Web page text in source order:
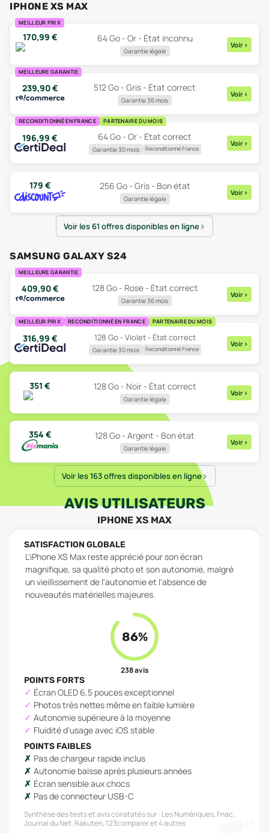
IPHONE XS MAX
MEILLEUR PRIX
170,99 € 64 Go - Or - État inconnu
Garantie légale
Voir >
MEILLEURE GARANTIE
239,90€ 512 Go - Gris - État correct
Garantie 36 mois
Voir >
RECONDITIONNÉ EN FRANCE PARTENAIRE DU MOIS
196,99 € 64 Go - Or - État correct
Garantie 30 mois Reconditionné France
Voir >
179 € 256 Go - Gris - Bon état
Garantie légale
Voir >
Voir les 61 offres disponibles en ligne
SAMSUNG GALAXY S24
MEILLEURE GARANTIE
409,90€ 128 Go - Rose - État correct
Garantie 36 mois
Voir >
MEILLEUR PRIX RECONDITIONNÉ EN FRANCE PARTENAIRE DU MOIS
316,99 € 128 Go - Violet - État correct
Garantie 30 mois Reconditionné France
Voir >
351 € 128 Go - Noir - État correct
Garantie légale
Voir >
354 € 128 Go - Argent - Bon état
Garantie légale
Voir >
Voir les 163 offres disponibles en ligne
AVIS UTILISATEURS
IPHONE XS MAX
SATISFACTION GLOBALE
L'iPhone XS Max reste apprécié pour son écran
magnifique, sa qualité photo et son autonomie, malgré
un vieillissement de l'autonomie et l'absence de
nouveautés matérielles majeures.
86%
238avis
POINTS FORTS
Écran OLED 6,5 pouces exceptionnel
Photos très nettes même en faible lumière
Autonomie supérieure à la moyenne
Fluidité d'usage avec iOS stable
POINTS FAIBLES
Pas de chargeur rapide inclus
Autonomie baisse après plusieurs années
Écran sensible aux chocs
Pas de connecteur USB-C
Synthèse des tests et avis constatés sur : Les Numériques, Fnac,
Journal du Net, Rakuten, 123compareret 4 autres